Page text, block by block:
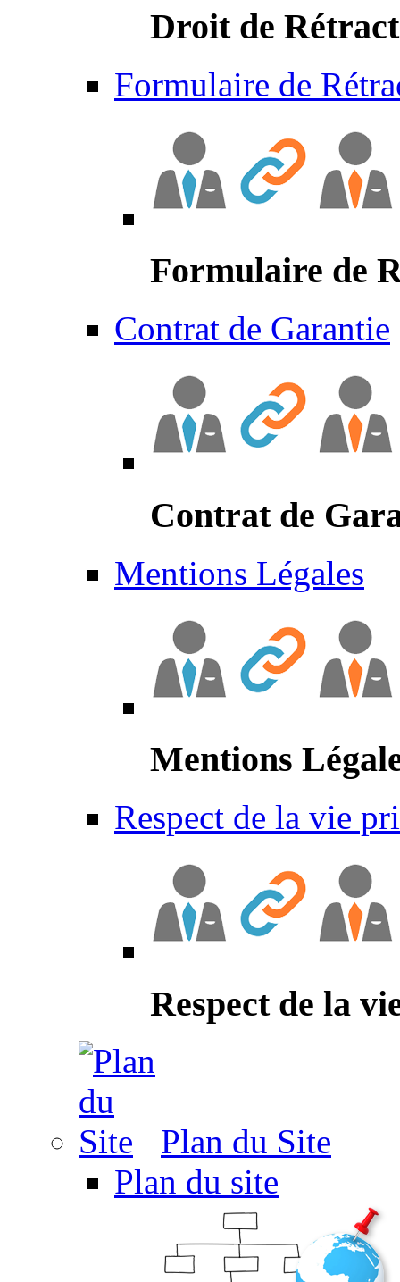
Droit de
Formulaire de
Formulaire de
Contrat de Garantie
Contrat de
Mentions Légales
Mentions
Respect de la vie
Respect de la
Plan du Site
Plan du site